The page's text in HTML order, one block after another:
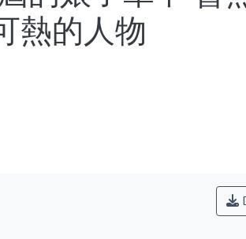
熱的人物